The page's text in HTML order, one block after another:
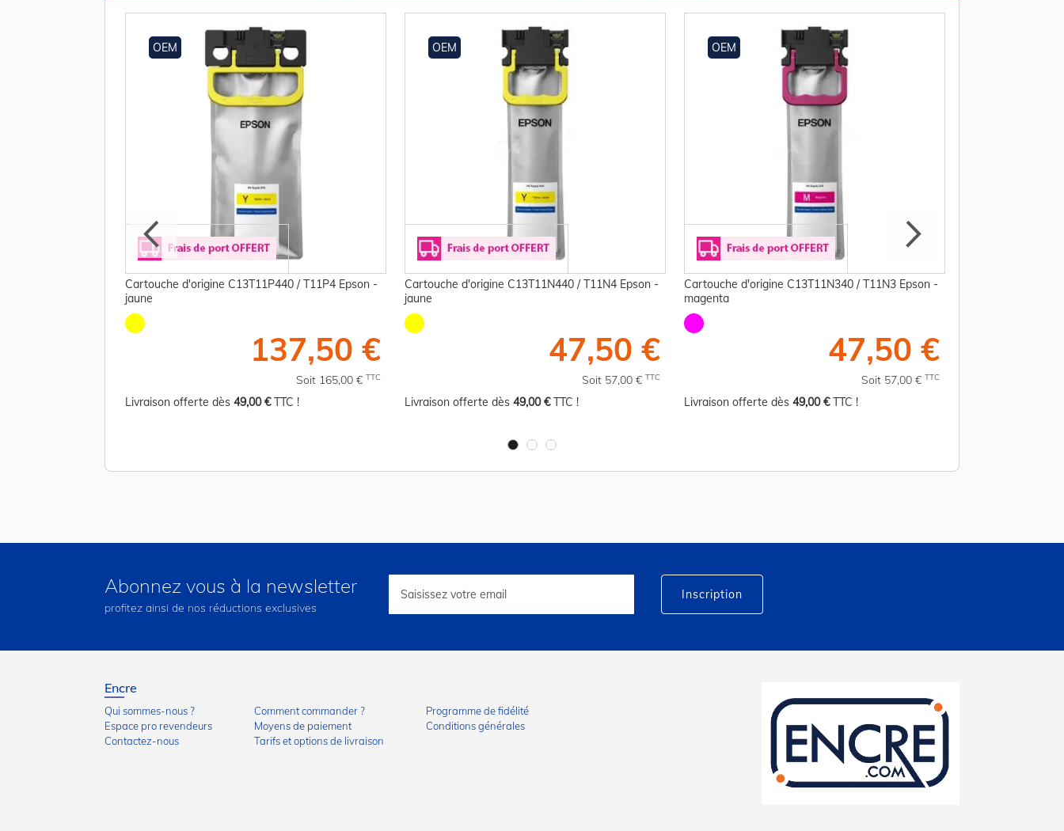
OEM
Cartouche d'origine C13T11P440 / T11P4 Epson -
jaune
137,50 €
Soit 165,00 € TTC
Livraison offerte dès 49,00 €TTC !
OEM
Cartouche d'origine C13T11N440 / T11N4 Epson -
jaune
47,50 €
Soit 57,00 € TTC
Livraison offerte dès 49,00 €TTC !
OEM
Cartouche d'origine C13T11N340 / T11N3 Epson -
magenta
47,50 €
Soit 57,00 € TTC
Livraison offerte dès 49,00 €TTC !
Abonnez vous à la newsletter
profitez ainsi de nos réductions exclusives
lettre
Inscription
Encre
Qui sommes-nous ?
Espace pro revendeurs
Contactez-nous
Comment commander ?
Moyens de paiement
Tarifs et options de livraison
Programme de fidélité
Conditions générales